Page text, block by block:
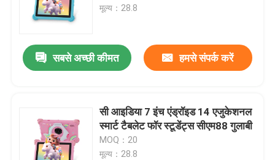
मूल्य：28.8
सबसे अच्छी कीमत हमसे संपर्क करें
सी आइडिया 7 इंच एंड्रॉइड 14 एजुकेशनल
स्मार्ट टैबलेट फॉर स्टूडेंट्स सीएम88 गुलाबी
MOQ：20
मूल्य：28.8